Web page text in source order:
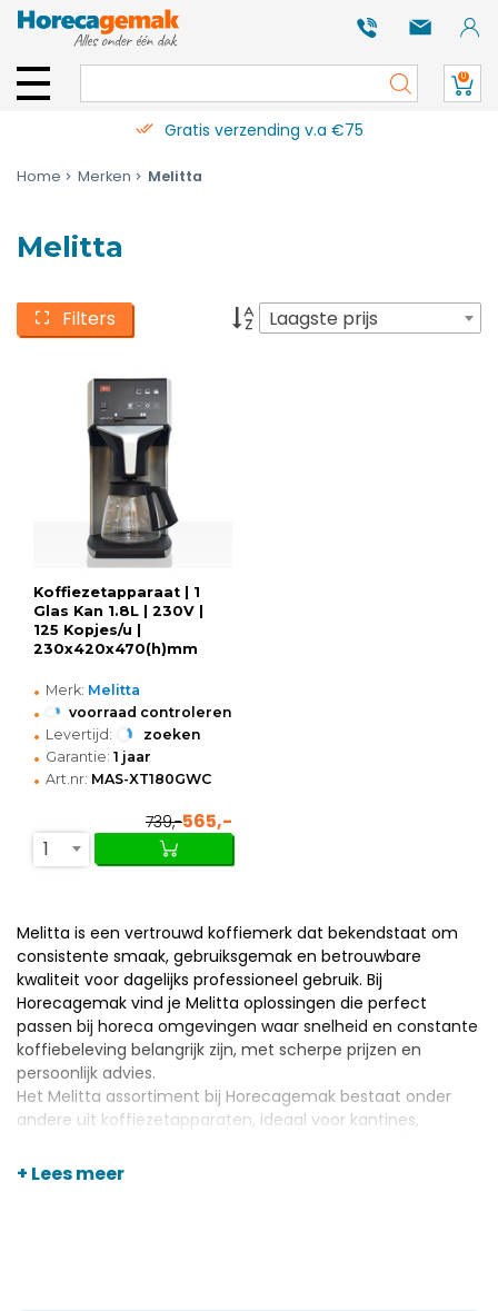
0
Gratis verzending v.a €75
Home Merken Melitta
Melitta
Filters Laagste prijs
Koffiezetapparaat | 1
Glas Kan 1.8L | 230V |
125 Kopjes/u |
230x420x470(h)mm
• Merk: Melitta
• voorraad controleren
• Levertijd: zoeken
• Garantie: 1 jaar
• Art.nr: MAS-XT180GWC
739,-565,-
1
Melitta is een vertrouwd koffiemerk dat bekendstaat om
consistente smaak, gebruiksgemak en betrouwbare
kwaliteit voor dagelijks professioneel gebruik. Bij
Horecagemak vind je Melitta oplossingen die perfect
passen bij horeca omgevingen waar snelheid en constante
koffiebeleving belangrijk zijn, met scherpe prijzen en
persoonlijk advies.
Het Melitta assortiment bij Horecagemak bestaat onder
andere uit koffiezetapparaten, ideaal voor kantines,
schenken. Je bestelt eenvoudig online en profiteert van
+ Lees meer